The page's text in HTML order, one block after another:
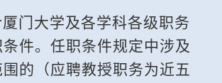
门大学及各学科各级职务
件。任职条件规定中涉及
的（应聘教授职务为近五